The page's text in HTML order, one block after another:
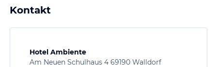
Kontakt
Hotel Ambiente
Am Neuen Schulhaus 4 69190 Walldorf